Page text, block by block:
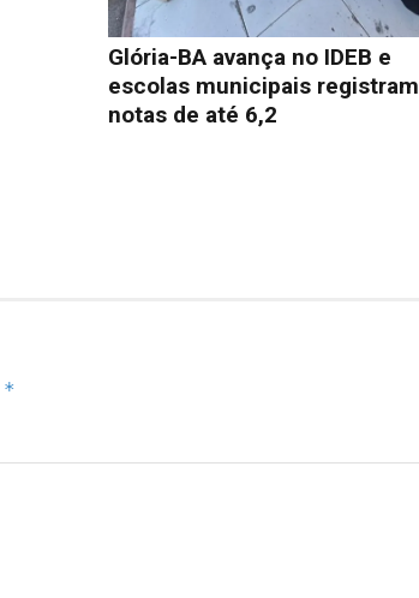
Glória-BA avança no IDEB e
escolas municipais registram
notas de até 6,2
*